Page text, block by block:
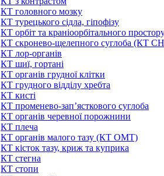
КТ головного мозку
КТ турецького сідла, гіпофізу
КТ орбіт та краніоорбітального
КТ скронево-щелепного суглоба (КТ
КТ лор-органів
КТ шиї, гортані
КТ органів грудної клітки
КТ грудного відділу хребта
КТ кисті
КТ променево-зап’ясткового суглоба
КТ органів черевної порожнини
КТ плеча
КТ органів малого тазу (КТ ОМТ)
КТ кісток тазу, криж та куприка
КТ стегна
КТ стопи